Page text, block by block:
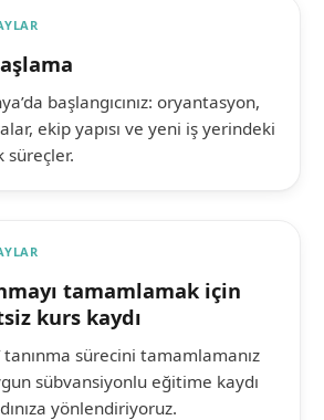
başlangıcınız: oryantasyon,
ekip yapısı ve yeni iş yerindeki
süreçler.
tamamlamak için
kurs kaydı
tanınma sürecini tamamlamanız
sübvansiyonlu eğitime kaydı
yönlendiriyoruz.